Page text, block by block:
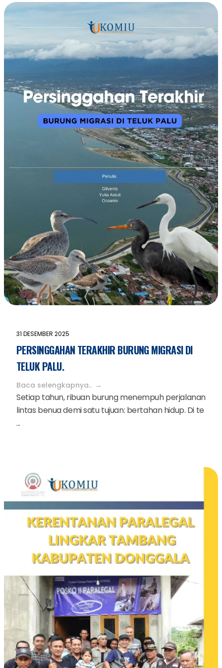
31 DESEMBER 2025
PERSINGGAHAN TERAKHIR BURUNG MIGRASI DI
TELUK PALU.
Baca selengkapnya..
Setiap tahun, ribuan burung menempuh perjalanan
lintas benua demi satu tujuan: bertahan hidup. Di te
...